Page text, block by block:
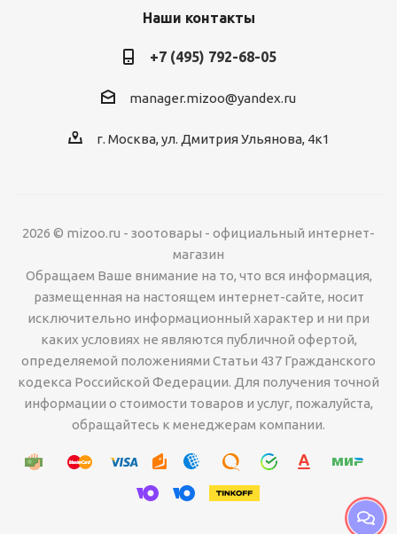
Наши контакты
+7 (495) 792-68-05
manager.mizoo@yandex.ru
г. Москва, ул. Дмитрия Ульянова, 4к1
2026 © mizoo.ru - зоотовары - официальный интернет-
магазин
Обращаем Ваше внимание на то, что вся информация,
размещенная на настоящем интернет-сайте, носит
исключительно информационный характер и ни при
каких условиях не являются публичной офертой,
определяемой положениями Статьи 437 Гражданского
кодекса Российской Федерации. Для получения точной
информации о стоимости товаров и услуг, пожалуйста,
обращайтесь к менеджерам компании.